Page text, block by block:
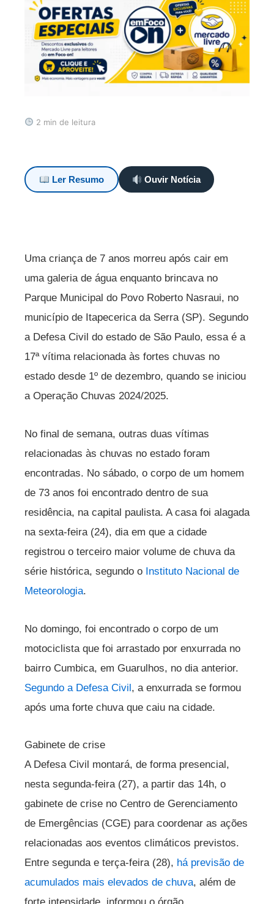
2 min de leitura
Ler Resumo Ouvir Notícia
Uma criança de 7 anos morreu após cair em
uma galeria de água enquanto brincava no
Parque Municipal do Povo Roberto Nasraui, no
município de Itapecerica da Serra (SP). Segundo
a Defesa Civil do estado de São Paulo, essa é a
17ª vítima relacionada às fortes chuvas no
estado desde 1º de dezembro, quando se iniciou
a Operação Chuvas 2024/2025.
No final de semana, outras duas vítimas
relacionadas às chuvas no estado foram
encontradas. No sábado, o corpo de um homem
de 73 anos foi encontrado dentro de sua
residência, na capital paulista. A casa foi alagada
na sexta-feira (24), dia em que a cidade
registrou o terceiro maior volume de chuva da
série histórica, segundo o Instituto Nacional de
Meteorologia.
No domingo, foi encontrado o corpo de um
motociclista que foi arrastado por enxurrada no
bairro Cumbica, em Guarulhos, no dia anterior.
Segundo a Defesa Civil, a enxurrada se formou
após uma forte chuva que caiu na cidade.
Gabinete de crise
A Defesa Civil montará, de forma presencial,
nesta segunda-feira (27), a partir das 14h, o
gabinete de crise no Centro de Gerenciamento
de Emergências (CGE) para coordenar as ações
relacionadas aos eventos climáticos previstos.
Entre segunda e terça-feira (28), há previsão de
acumulados mais elevados de chuva, além de